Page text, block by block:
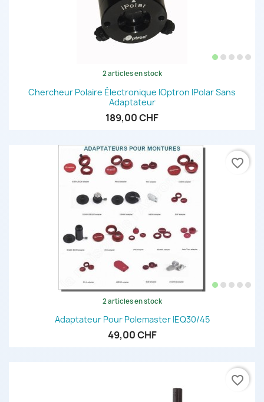
2 articles en stock
Chercheur Polaire Électronique IOptron IPolar Sans
Adaptateur
189,00 CHF
2 articles en stock
Adaptateur Pour Polemaster IEQ30/45
49,00 CHF
favorite_border
favorite_border